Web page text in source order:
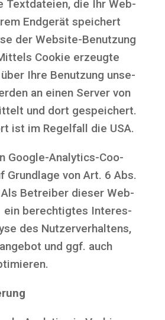
Text­da­tei­en, die Ihr Web­
End­ge­rät spei­chert
der Web­site-Benut­zung
Coo­kie erzeug­te
Ihre Benut­zung unse­
an einen Ser­ver von
und dort gespei­chert.
ist im Regel­fall die USA.
Goog­le-Ana­ly­tics-Coo­
Grund­la­ge von Art. 6 Abs.
Als Betrei­ber die­ser Web­
ein berech­tig­tes Inter­es­
des Nut­zer­ver­hal­tens,
und ggf. auch